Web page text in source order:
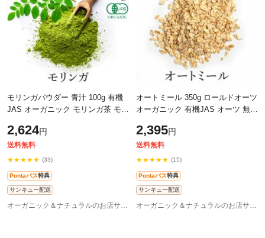
モリンガパウダー 青汁 100g 有機
JAS オーガニック モリンガ茶 モリ
ノンカフェイン 食物繊維 非遺伝子
2,624円
送料無料
★★★★★ (33)
Pontaパス特典
サンキュー配送
オーガニック＆ナチュラルのお店サンタローサ
オートミール 350g ロールドオーツ
オーガニック 有機JAS オーツ 無添
オーツ オーツ麦 ダイエット ヴィ
2,395円
送料無料
★★★★★ (15)
Pontaパス特典
サンキュー配送
オーガニック＆ナチュラルのお店サンタローサ